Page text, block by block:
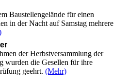
Baustellengelände für einen
in der Nacht auf Samstag mehrere
der Herbstversammlung der
wurden die Gesellen für ihre
geehrt. (Mehr)